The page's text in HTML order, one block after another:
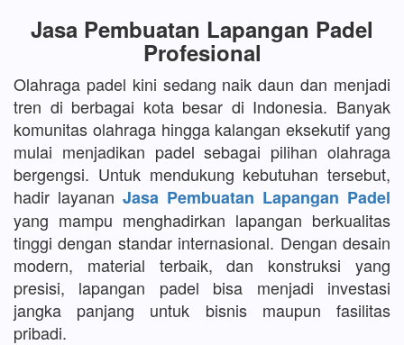
Jasa Pembuatan Lapangan Padel
Profesional
Olahraga padel kini sedang naik daun dan menjadi
tren di berbagai kota besar di Indonesia. Banyak
komunitas olahraga hingga kalangan eksekutif yang
mulai menjadikan padel sebagai pilihan olahraga
bergengsi. Untuk mendukung kebutuhan tersebut,
hadir layanan Jasa Pembuatan Lapangan Padel
yang mampu menghadirkan lapangan berkualitas
tinggi dengan standar internasional. Dengan desain
modern, material terbaik, dan konstruksi yang
presisi, lapangan padel bisa menjadi investasi
jangka panjang untuk bisnis maupun fasilitas
pribadi.